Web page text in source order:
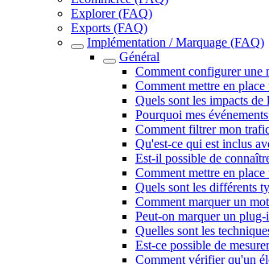
Explorer (FAQ)
Exports (FAQ)
Implémentation / Marquage (FAQ)
Général
Comment configurer une
Comment mettre en
Quels sont les impacts
Pourquoi mes
Comment filtrer mon
Qu'est-ce qui est inclus
Est-il possible de
Comment mettre en
Quels sont les différents
Comment marquer un
Peut-on marquer un
Quelles sont les
Est-ce possible de
Comment vérifier qu'un